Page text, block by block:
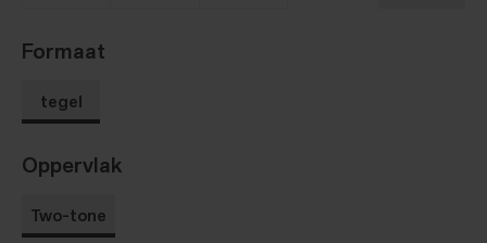
Formaat
tegel
Oppervlak
Two-tone